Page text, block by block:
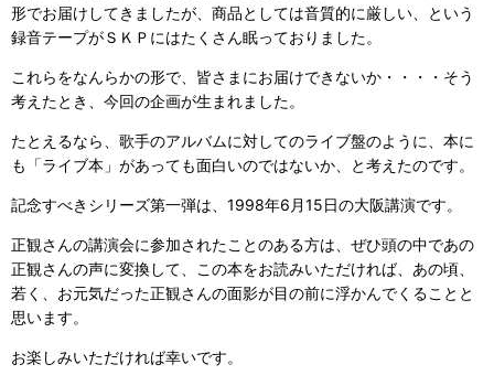
形でお届けしてきましたが、商品としては音質的に厳しい、という
録音テープがＳＫＰにはたくさん眠っておりました。
これらをなんらかの形で、皆さまにお届けできないか・・・・そう
考えたとき、今回の企画が生まれました。
たとえるなら、歌手のアルバムに対してのライブ盤のように、本に
も「ライブ本」があっても面白いのではないか、と考えたのです。
記念すべきシリーズ第一弾は、1998年6月15日の大阪講演です。
正観さんの講演会に参加されたことのある方は、ぜひ頭の中であの
正観さんの声に変換して、この本をお読みいただければ、あの頃、
若く、お元気だった正観さんの面影が目の前に浮かんでくることと
思います。
お楽しみいただければ幸いです。